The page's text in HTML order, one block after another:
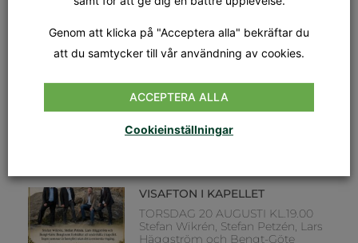
Jan-Evert Petersson Musiker:
Margareta Stripple
GUDSTJÄNST
Dagens tema: Tro & Liv Präst: Nina
VISAFTON I KAPELLET
TORSDAG 20 AUGUSTI KL.19.00
Stefan Wikrén, Stefan Petzén, Lars
Häggström och Bengt-Göte
Genom att klicka på "Acceptera alla" bekräftar du
att du samtycker till vår användning av cookies.
ACCEPTERA ALLA
Cookieinställningar